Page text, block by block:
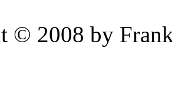
© 2008 by